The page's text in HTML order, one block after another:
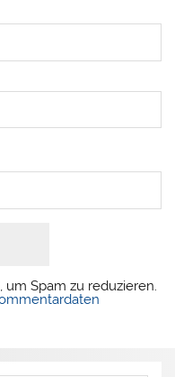
Spam zu reduzieren.